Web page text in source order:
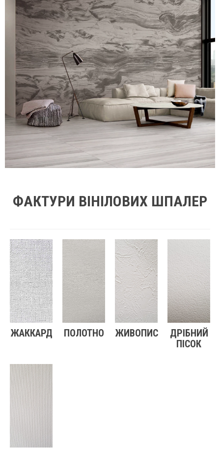
ФАКТУРИ ВІНІЛОВИХ ШПАЛЕР
ЖАККАРД ПОЛОТНО ЖИВОПИС
ДРІБНИЙ
ПІСОК